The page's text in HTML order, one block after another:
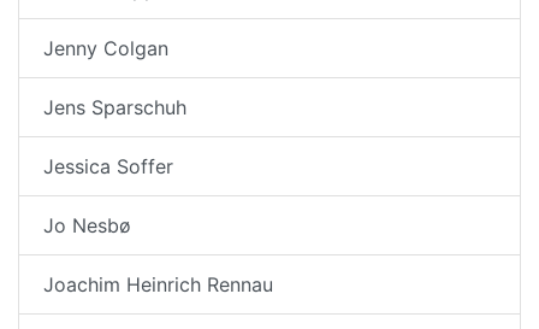
Jenny Colgan
Jens Sparschuh
Jessica Soffer
Jo Nesbø
Joachim Heinrich Rennau